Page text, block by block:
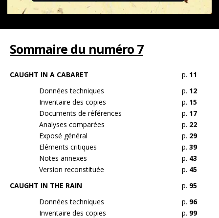
Sommaire du numéro 7
CAUGHT IN A CABARET p. 11
Données techniques
p. 12
Inventaire des copies
p. 15
Documents de références
p. 17
Analyses comparées
p. 22
Exposé général
p. 29
Eléments critiques
p. 39
Notes annexes
p. 43
Version reconstituée
p. 45
CAUGHT IN THE RAIN
p. 95
Données techniques
p. 96
Inventaire des copies
p. 99